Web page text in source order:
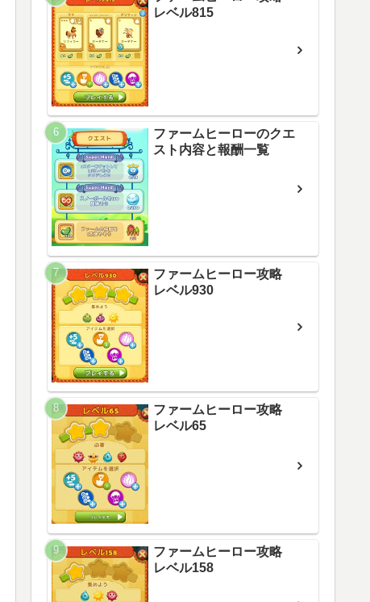
レベル815
ファームヒーローのクエ
スト内容と報酬一覧
ファームヒーロー攻略
レベル930
ファームヒーロー攻略
レベル65
ファームヒーロー攻略
レベル158